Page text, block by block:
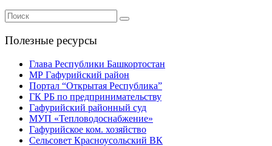
Полезные ресурсы
Глава Республики Башкортостан
МР Гафурийский район
Портал “Открытая Республика”
ГК РБ по предпринимательству
Гафурийский районный суд
МУП «Тепловодоснабжение»
Гафурийское ком. хозяйство
Сельсовет Красноусольский ВК